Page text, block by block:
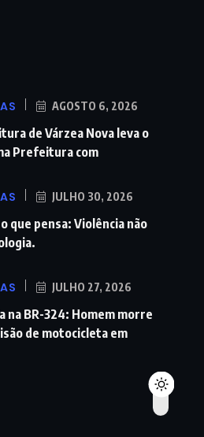
AGOSTO 6, 2026
de Várzea Nova leva o
Prefeitura com
JULHO 30, 2026
que pensa: Violência não
JULHO 27, 2026
na BR-324: Homem morre
de motocicleta em